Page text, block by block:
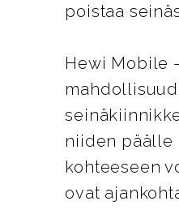
poistaa
Hewi Mobile
niiden päälle
kohteeseen
ovat